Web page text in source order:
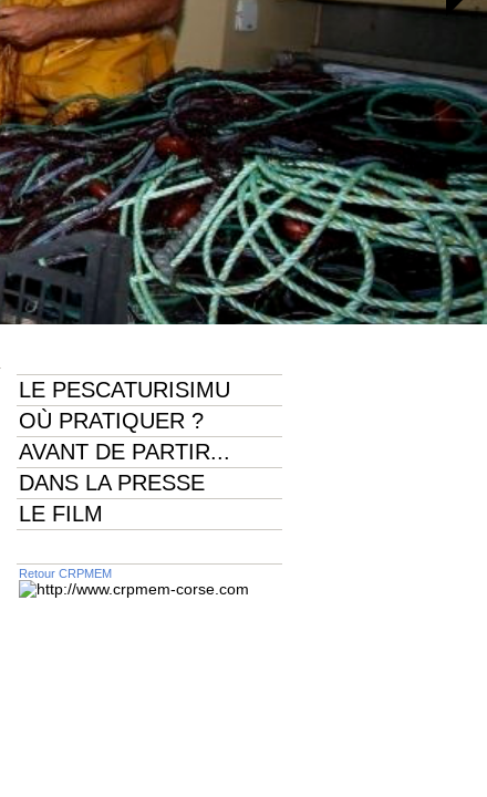
LE PESCATURISIMU
OÙ PRATIQUER ?
AVANT DE PARTIR...
DANS LA PRESSE
LE FILM
Retour CRPMEM